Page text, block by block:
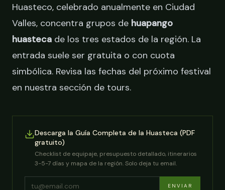
Huasteco, celebrado anualmente en Ciudad
Valles, concentra grupos de huapango
huasteca de los tres estados de la región. La
entrada suele ser gratuita o con cuota
simbólica. Revisa las fechas del próximo festival
en nuestra sección de tours.
Descarga la Guía Completa de la Huasteca (PDF
gratuito)
Checklist de equipaje, presupuesto detallado, itinerarios
3-5-7 días y mapa de la región. Solo deja tu email.
ENVIAR